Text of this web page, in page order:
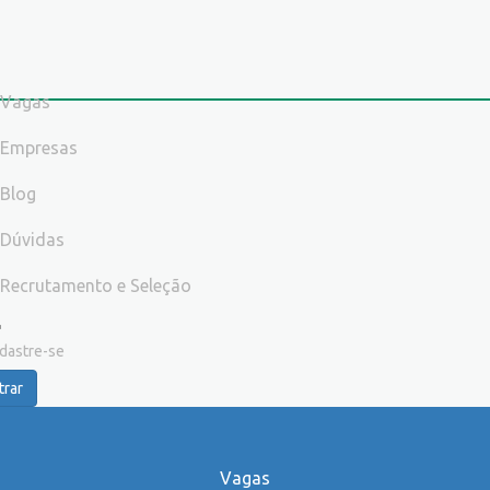
Vagas
Empresas
Blog
Dúvidas
Recrutamento e Seleção
se
Vagas